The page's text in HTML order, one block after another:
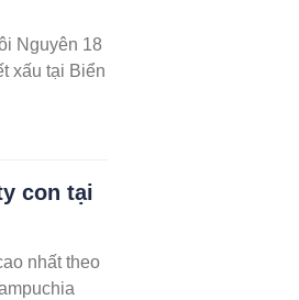
Nguyên 18
xấu tại Biển
con tại
nhất theo